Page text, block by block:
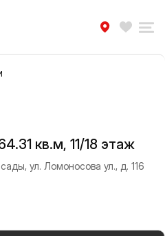
кв.м, 11/18 этаж
ул. Ломоносова ул., д. 116